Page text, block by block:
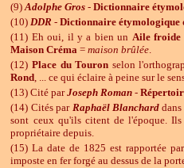
(9)Adolphe Gros-Dictionnaire
(10)DDR -Dictionnaire étymologique
(11) Eh oui, il y a bien un Aile froide
Maison Créma =maison brûlée.
(12)Place du Touron selon
Rond, ... ce qui éclaire à peine sur le
(13) Cité parJoseph Roman -
(14) Cités par Raphaël Blanchard
sont ceux qu'ils citent de l'époque. Ils
propriétaire depuis.
(15) La date de 1825 est rapportée
imposte en fer forgé au dessus de la